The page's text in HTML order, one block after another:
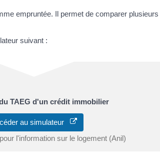
empruntée. Il permet de comparer
suivant :
TAEG d'un crédit immobilier
au simulateur
l'information sur le logement (Anil)